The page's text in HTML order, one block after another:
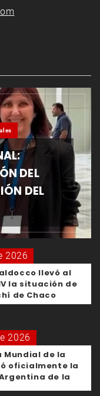
DEL
DEL
2026
llevó al
la situación de
de Chaco
2026
Mundial de la
oficialmente la
de la